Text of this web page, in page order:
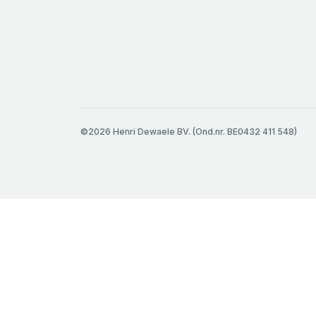
©2026 Henri Dewaele BV. (Ond.nr. BE0432 411 548)